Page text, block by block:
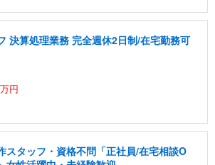
決算処理業務 完全週休2日制/在宅勤務可
円
スタッフ・資格不問「正社員/在宅相談O